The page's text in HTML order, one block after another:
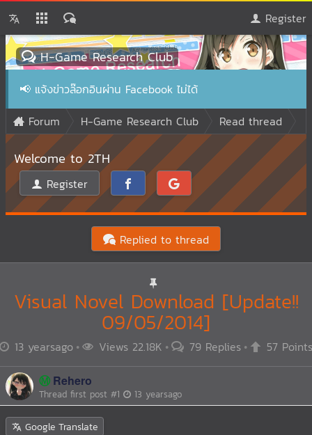
Register
H-Game Research Club
📢 แจ้งข่าวล๊อกอินผ่าน Facebook ไม่ได้
Forum
H-Game Research Club Read thread
Welcome to 2TH
Register
Replied to thread
Visual Novel Download [Update!!
09/05/2014]
13 yearsago Views 22.18K 79 Replies 57 Points
Ⓜ️ Rehero
Thread first post #1 13 yearsago
Google Translate